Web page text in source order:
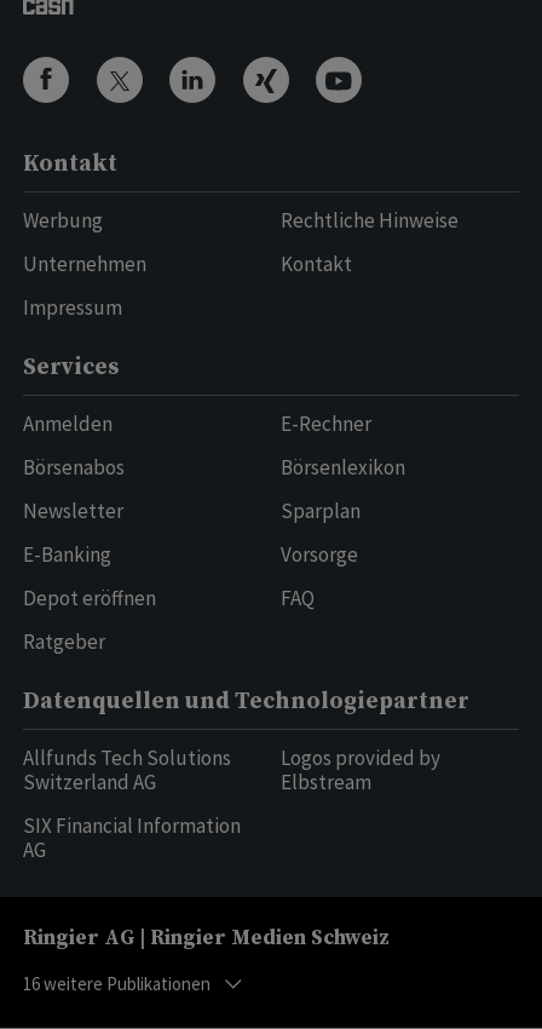
Kontakt
Werbung
Unternehmen
Impressum
Rechtliche Hinweise
Kontakt
Services
Anmelden
Börsenabos
Newsletter
E-Banking
Depot eröffnen
Ratgeber
E-Rechner
Börsenlexikon
Sparplan
Vorsorge
FAQ
Datenquellen und Technologiepartner
Allfunds Tech Solutions
Switzerland AG
SIX Financial Information
AG
Logos provided by
Elbstream
Ringier AG | Ringier Medien Schweiz
16weitere Publikationen